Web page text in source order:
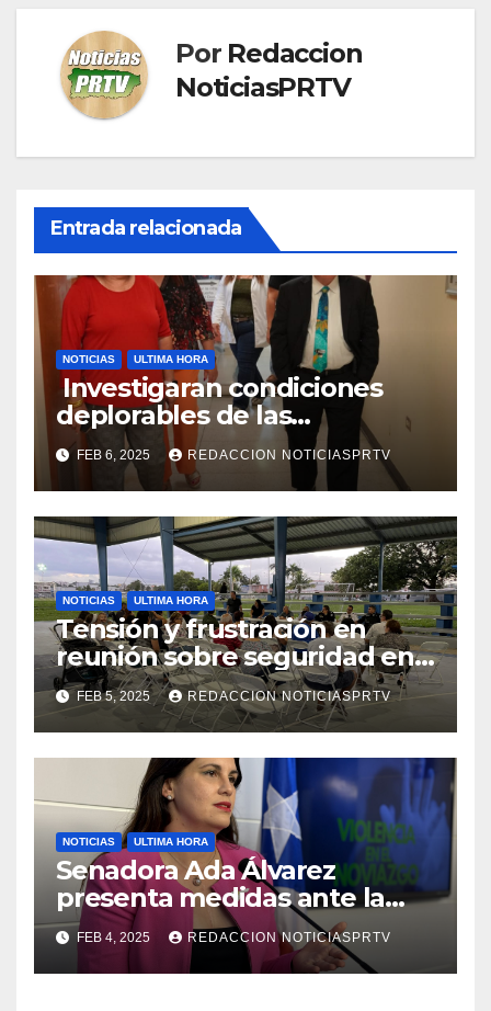
Por Redaccion
NoticiasPRTV
Entrada relacionada
NOTICIAS ULTIMA HORA
Investigaran condiciones
deplorables de las
facilidades el Departamento
de la Salud en Mayagüez
FEB 6, 2025 REDACCION NOTICIASPRTV
NOTICIAS ULTIMA HORA
Tensión y frustración en
reunión sobre seguridad en
Reparto Metropolitano
FEB 5, 2025 REDACCION NOTICIASPRTV
NOTICIAS ULTIMA HORA
Senadora Ada Álvarez
presenta medidas ante la
violencia en el noviazgo
FEB 4, 2025 REDACCION NOTICIASPRTV